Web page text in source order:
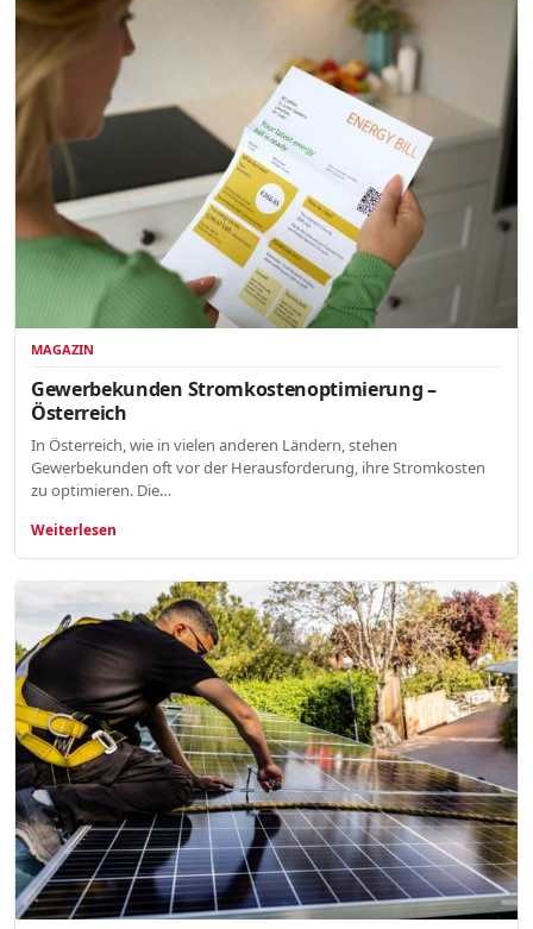
MAGAZIN
Gewerbekunden Stromkostenoptimierung –
Österreich
In Österreich, wie in vielen anderen Ländern, stehen
Gewerbekunden oft vor der Herausforderung, ihre Stromkosten
zu optimieren. Die…
Weiterlesen